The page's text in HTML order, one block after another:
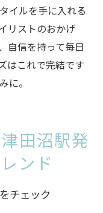
イルを手に入れる
リストのおかげ
自信を持って毎日
はこれで完結です
に。
田沼駅発
ンド
チェック